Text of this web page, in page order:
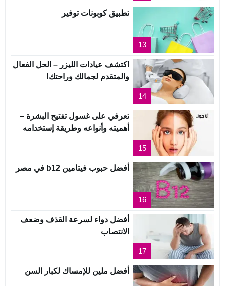
13
تطبيق كوبونات توفير
14
اكتشف عيادات الليزر – الحل الفعال
والمتقدم لجمالك وراحتك!
15
تعرفي على غسول تفتيح البشرة –
أهميته وأنواعه وطريقة إستخدامه
16
أفضل حبوب فيتامين b12 في مصر
17
أفضل دواء لسرعة القذف وضعف
الانتصاب
أفضل ملين للإمساك لكبار السن